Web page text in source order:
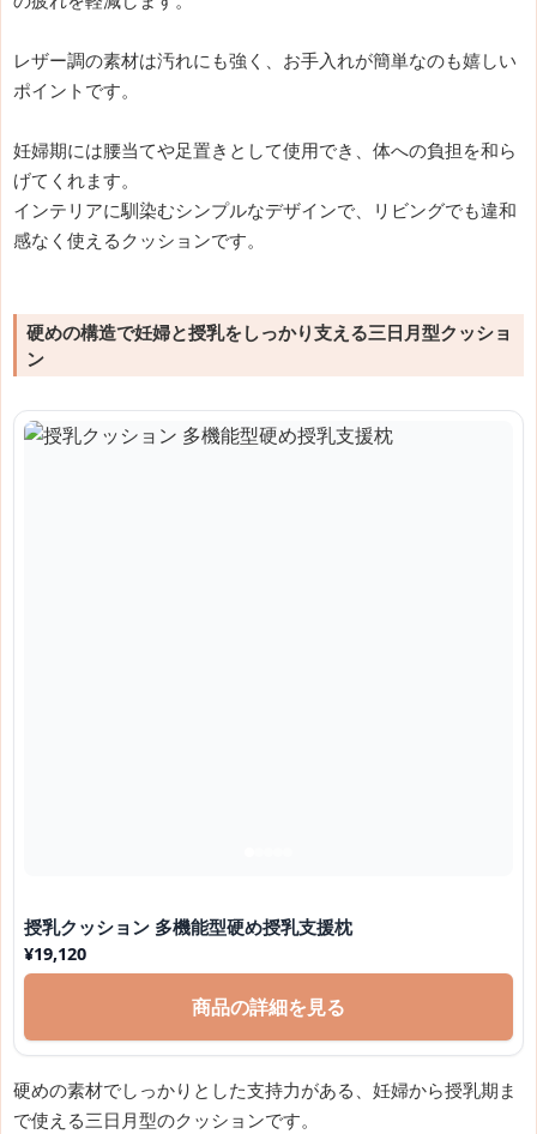
レザー調の素材は汚れにも強く、お手入れが簡単なのも嬉しい
ポイントです。
妊婦期には腰当てや足置きとして使用でき、体への負担を和ら
げてくれます。
インテリアに馴染むシンプルなデザインで、リビングでも違和
感なく使えるクッションです。
硬めの構造で妊婦と授乳をしっかり支える三日月型クッショ
ン
授乳クッション 多機能型硬め授乳支援枕
¥19,120
商品の詳細を見る
硬めの素材でしっかりとした支持力がある、妊婦から授乳期ま
で使える三日月型のクッションです。